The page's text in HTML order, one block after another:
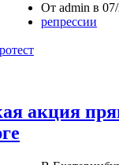
От admin в
репрессии
акция